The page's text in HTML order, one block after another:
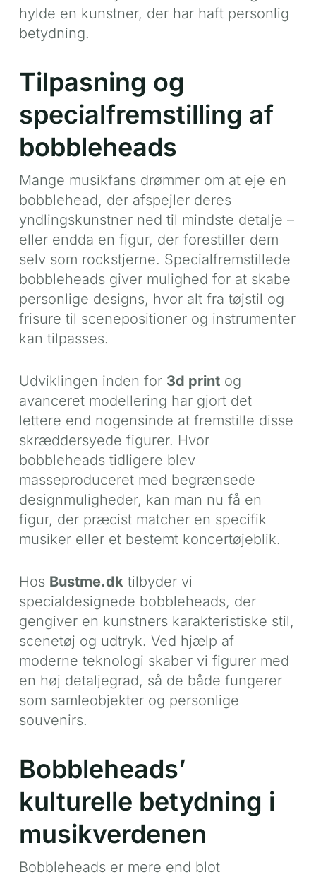
hylde en kunstner, der har haft personlig
betydning.
Tilpasning og
specialfremstilling af
bobbleheads
Mange musikfans drømmer om at eje en
bobblehead, der afspejler deres
yndlingskunstner ned til mindste detalje –
eller endda en figur, der forestiller dem
selv som rockstjerne. Specialfremstillede
bobbleheads giver mulighed for at skabe
personlige designs, hvor alt fra tøjstil og
frisure til scenepositioner og instrumenter
kan tilpasses.
Udviklingen inden for 3d printog
avanceret modellering har gjort det
lettere end nogensinde at fremstille disse
skræddersyede figurer. Hvor
bobbleheads tidligere blev
masseproduceret med begrænsede
designmuligheder, kan man nu få en
figur, der præcist matcher en specifik
musiker eller et bestemt koncertøjeblik.
Hos Bustme.dktilbyder vi
specialdesignede bobbleheads, der
gengiver en kunstners karakteristiske stil,
scenetøj og udtryk. Ved hjælp af
moderne teknologi skaber vi figurer med
en høj detaljegrad, så de både fungerer
som samleobjekter og personlige
souvenirs.
Bobbleheads’
kulturelle betydning i
musikverdenen
Bobbleheads er mere end blot